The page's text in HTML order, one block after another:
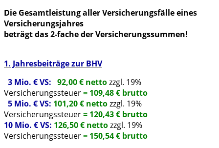
Die Gesamtleistung aller Versicherungsfälle eines
Versicherungsjahres
beträgt das 2-fache der Versicherungssummen!
1. Jahresbeiträge zur BHV
3 Mio. € VS: 92,00 € nettozzgl. 19%
Versicherungssteuer= 109,48 € brutto
5 Mio. € VS: 101,20€ nettozzgl. 19%
Versicherungssteuer= 120,43 € brutto
10 Mio. € VS: 126,50 € nettozzgl. 19%
Versicherungssteuer= 150,54 € brutto